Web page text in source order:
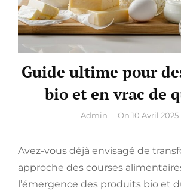
Guide ultime pour
bio et en vrac de
By
Admin On 10 Avril 2025
Avez-vous déjà envisagé de
approche des courses
l’émergence des produits bio et